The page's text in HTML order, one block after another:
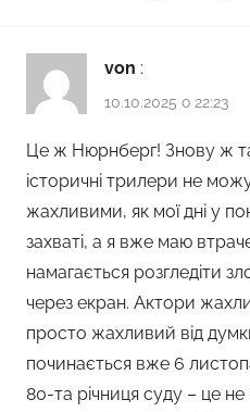
von :
10.10.2025 о 22:23
Це ж Нюрнберг! Знову ж
історичні трилери не
жахливими, як мої дні у
захваті, а я вже маю
намагається розгледіти
через екран. Актори
просто жахливий від
починається вже 6
80-та річниця суду – це